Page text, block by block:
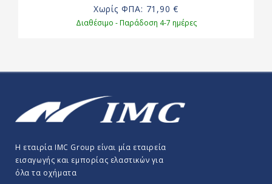
Χωρίς ΦΠΑ: 71,90 €
Διαθέσιμο - Παράδοση 4-7 ημέρες
Η εταιρία IMC Group είναι μία εταιρεία
εισαγωγής και εμπορίας ελαστικών για
όλα τα οχήματα